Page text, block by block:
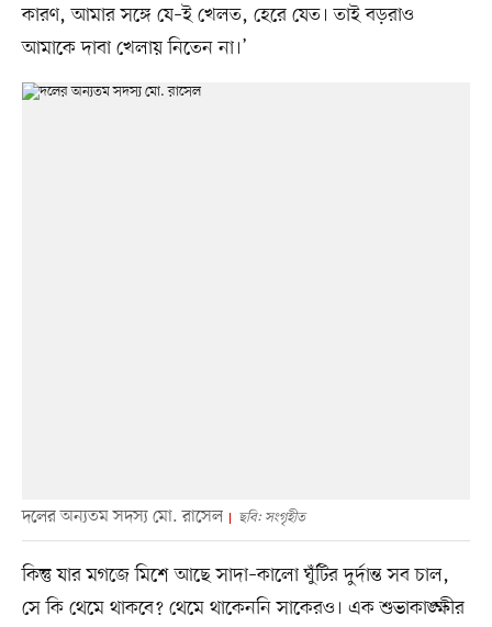
কারণ, আমার সঙ্গে যে–ই খেলত, হেরে যেত। তাই বড়রাও
আমাকে দাবা খেলায় নিতেন না।’
দলের অন্যতম সদস্য মো. রাসেল ছবি: সংগৃহীত
কিন্তু যার মগজে মিশে আছে সাদা–কালো ঘুঁটির দুর্দান্ত সব চাল,
সে কি থেমে থাকবে? থেমে থাকেননি সাকেরও। এক শুভাকাঙ্ক্ষীর